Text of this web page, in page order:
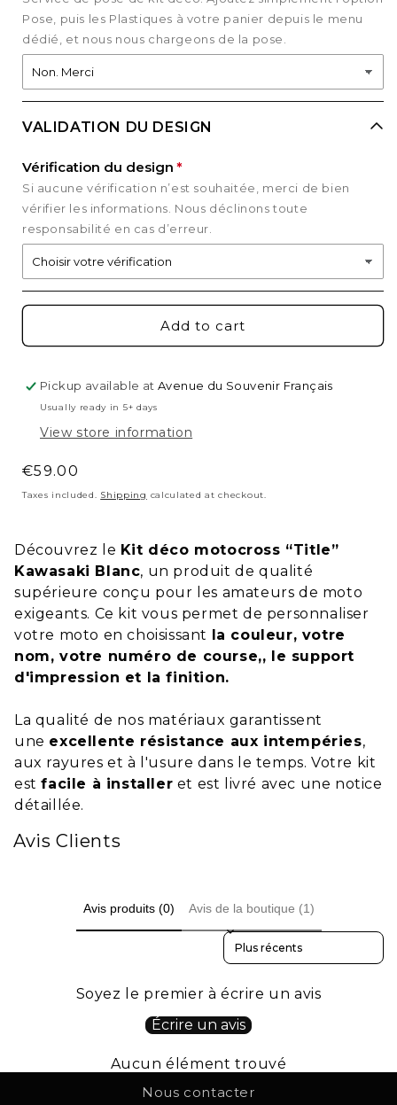
Pose, puis les Plastiques à votre panier depuis le menu
dédié, et nous nous chargeons de la pose.
VALIDATION DU DESIGN
Vérification du design
Si aucune vérification n’est souhaitée, merci de bien
vérifier les informations. Nous déclinons toute
responsabilité en cas d’erreur.
Add to cart
Pickup available atAvenue du Souvenir Français
Usually ready in 5+ days
View store information
Regular
price
€59.00
Taxes included. Shipping calculated at checkout.
Découvrez le Kit déco motocross “Title”
Kawasaki Blanc, un produit de qualité
supérieure conçu pour les amateurs de moto
exigeants. Ce kit vous permet de personnaliser
votre moto en choisissant la couleur, votre
nom, votre numéro de course,, le support
d'impression et la finition.
La qualité de nos matériaux garantissent
une excellente résistance aux intempéries,
aux rayures et à l'usure dans le temps. Votre kit
estfacile à installer et est livré avec une notice
détaillée.
Avis Clients
Avis produits (0) Avis de la boutique (1)
Sort reviews by
Soyez le premier à écrire un avis
Écrire un avis
Aucun élément trouvé
Nous contacter